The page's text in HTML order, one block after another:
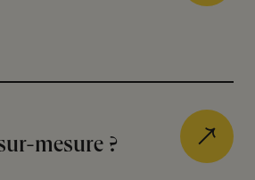
mesure ?